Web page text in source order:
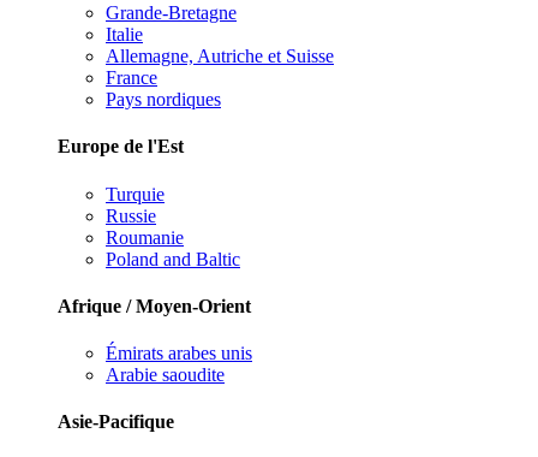
Grande-Bretagne
Italie
Allemagne, Autriche et Suisse
France
Pays nordiques
Europe de l'Est
Turquie
Russie
Roumanie
Poland and Baltic
Afrique / Moyen-Orient
Émirats arabes unis
Arabie saoudite
Asie-Pacifique